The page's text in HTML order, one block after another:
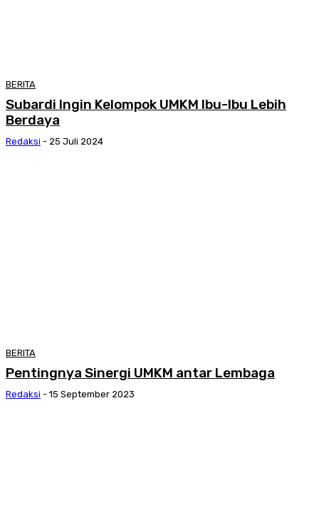
BERITA
Subardi Ingin Kelompok UMKM Ibu-Ibu Lebih
Berdaya
Redaksi - 25 Juli 2024
BERITA
Pentingnya Sinergi UMKM antar Lembaga
Redaksi - 15 September 2023